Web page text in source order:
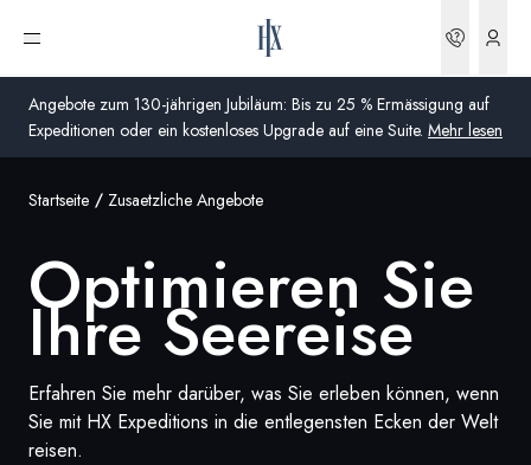
Angebote zum 130-jährigen Jubiläum: Bis zu 25 % Ermässigung auf
Expeditionen oder ein kostenloses Upgrade auf eine Suite. Mehr lesen
Menü öffnen
Australien
Vereinigtes Königreich (England, Schottland, Wales
und Nordirland)
USA
Global
Startseite Zusaetzliche Angebote
Optimieren Sie
Ihre Seereise
Erfahren Sie mehr darüber, was Sie erleben können, wenn
Sie mit HX Expeditions in die entlegensten Ecken der Welt
reisen.